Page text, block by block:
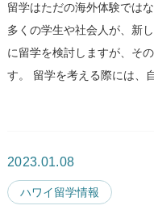
留学はただの海外体験では
多くの学生や社会人が、新
に留学を検討しますが、そ
す。 留学を考える際には、
2023.01.08
ハワイ留学情報